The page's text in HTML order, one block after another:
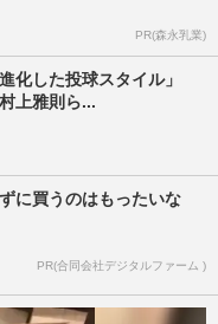
PR(森永乳業)
化した投球スタイル」
上雅則ら...
に買うのはもったいな
PR(合同会社デジタルファーム )